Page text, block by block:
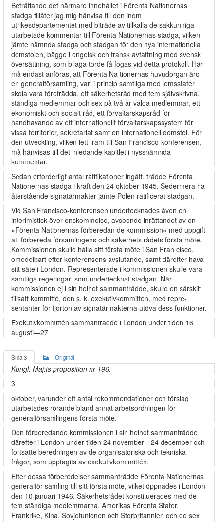
Beträffande det närmare innehållet i Förenta Nationernas
stadga tillåter jag mig hänvisa till den inom
utrikesdepartementet med biträde av tillkalla­ de sakkunniga
utarbetade kommentar till Förenta Nationernas stadga, vilken
jämte nämnda stadga och stadgan för den nya internationella
domstolen, bägge i engelsk och fransk avfattning med svensk
översättning, som bilaga torde få fogas vid detta protokoll. Här
må endast anföras, att Förenta Na­ tionernas huvudorgan äro
en generalförsamling, vari i princip samtliga med­ lemsstater
skola vara företrädda, ett säkerhetsråd med fem självskrivna,
ständiga medlemmar och sex på två år valda medlemmar, ett
ekonomiskt och socialt råd, ett förvaltarskapsråd för
handhavande av ett internationellt förvaltarskapssystem för
vissa territorier, sekretariat samt en internationell domstol. För
den utveckling, vilken lett fram till San Francisco-konferensen,
må hänvisas till det inledande kapitlet i nyssnämnda
kommentar.
Sedan erforderligt antal ratifikationer ingått, trädde Förenta
Nationernas stadga i kraft den 24 oktober 1945. Sedermera ha
återstående signatärmakter jämte Polen ratificerat stadgan.
Vid San Francisco-konferensen undertecknades även en
interimistisk över­ enskommelse, avseende inrättandet av en
»Förenta Nationernas förberedan­ de kommission» med uppgift
att förbereda församlingens och säkerhets­ rådets första möte.
Kommissionen skulle hålla sitt första möte i San Fran­ cisco,
omedelbart efter konferensens avslutande, samt därefter hava
sitt säte i London. Representerade i kommissionen skulle vara
samtliga regeringar, som undertecknat stadgan. När
kommissionen ej i sin helhet sammanträdde, skulle en särskilt
tillsatt kommitté, den s. k. exekutivkommittén, med repre­
sentanter för fjorton av signatärmakterna utöva dess funktioner.
Exekutivkommittén sammanträdde i London under tiden 16
augusti—27
Sida 3 Original
Kungl. Maj:ts proposition nr 196.
3
oktober, varunder ett antal rekommendationer och förslag
utarbetades rörande bland annat arbetsordningen för
generalförsamlingens första möte.
Den förberedande kommissionen i sin helhet sammanträdde
därefter i London under tiden 24 november—24 december och
fortsatte beredningen av de organisatoriska och tekniska
frågor, som upptagits av exekutivkom­ mittén.
Efter dessa förberedelser sammanträdde Förenta Nationernas
generalför­ samling till sitt första möte, vilket öppnades i London
den 10 januari 1946. Säkerhetsrådet konstituerades med de
fem ständiga medlemmarna, Amerikas Förenta Stater,
Frankrike, Kina, Sovjetunionen och Storbritannien och de sex